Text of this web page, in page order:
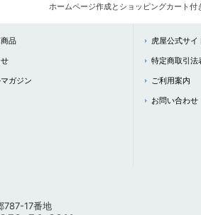
ホームページ作成とショッピングカート
品
ガジン
虎屋公式サイ
特定商取引法
ご利用案内
お問い合わせ
787-17番地